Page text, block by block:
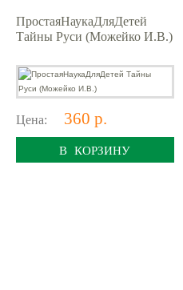
ПростаяНаукаДляДетей
Тайны Руси (Можейко И.В.)
Цена: 360 р.
В КОРЗИНУ